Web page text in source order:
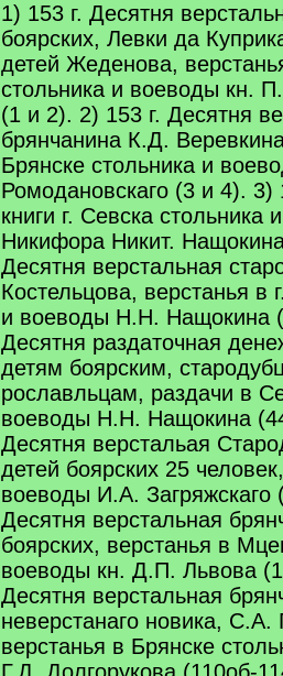
1) 153 г. Десятня
боярских, Левки да
детей Жеденова,
стольника и воеводы кн.
(1 и 2). 2) 153 г. Десятня
брянчанина К.Д.
Брянске стольника и
Ромодановскаго (3 и 4).
книги г. Севска стольника
Никифора Никит.
Десятня верстальная
Костельцова, верстанья в
и воеводы Н.Н. Нащокина
Десятня раздаточная
детям боярским,
рославльцам, раздачи в
воеводы Н.Н. Нащокина
Десятня верстальая
детей боярских 25
воеводы И.А. Загряжскаго
Десятня верстальная
боярских, верстанья в
воеводы кн. Д.П. Львова
Десятня верстальная
неверстанаго новика,
верстанья в Брянске